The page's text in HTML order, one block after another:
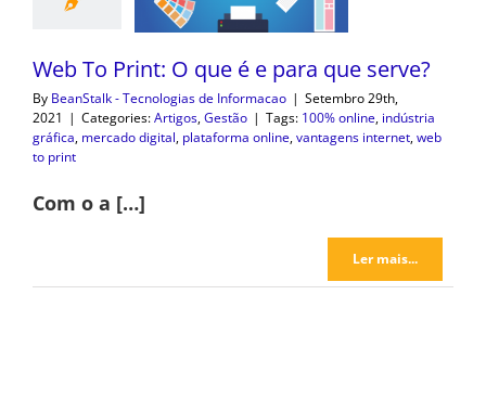
Web To Print: O que é e para que serve?
By BeanStalk - Tecnologias de Informacao | Setembro 29th,
2021 | Categories:Artigos,Gestão | Tags: 100% online, indústria
gráfica, mercado digital, plataforma online,vantagens internet,web
to print
Com o a […]
Ler mais...